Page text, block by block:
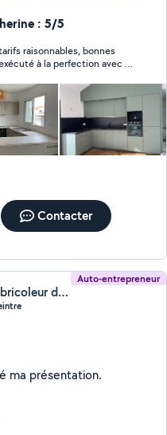
et appartement à mon
d'intérieur.
: 5/5
raisonnables, bonnes
à la perfection avec d
! je
Contacter
Auto-entrepreneur
Andre Bechu (le bricoleur de la maison)
Je n'ai pas encore renseigné ma présentation.